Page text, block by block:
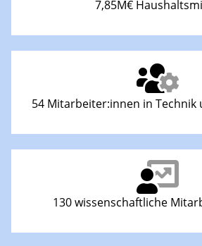
7,85M€
54 Mitarbeiter:innen in Technik
130 wissenschaftliche